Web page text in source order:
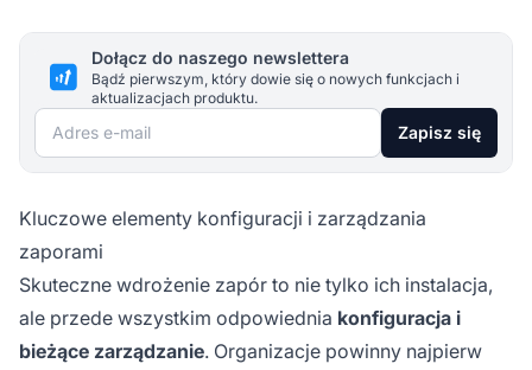
Dołącz do naszego newslettera
Bądź pierwszym, który dowie się o nowych funkcjach i
aktualizacjach produktu.
Adres e-mail Zapisz się
Kluczowe elementy konfiguracji i zarządzania
zaporami
Skuteczne wdrożenie zapór to nie tylko ich instalacja,
ale przede wszystkim odpowiednia konfiguracja i
bieżące zarządzanie. Organizacje powinny najpierw